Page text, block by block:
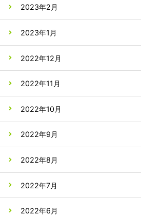
2023年2月
2023年1月
2022年12月
2022年11月
2022年10月
2022年9月
2022年8月
2022年7月
2022年6月